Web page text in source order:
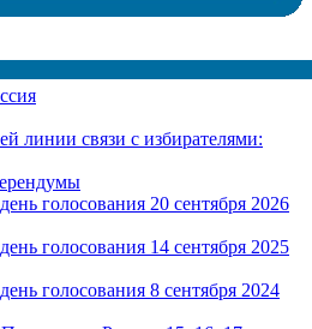
линии связи с избирателями:
голосования 20 сентября 2026
голосования 14 сентября 2025
голосования 8 сентября 2024